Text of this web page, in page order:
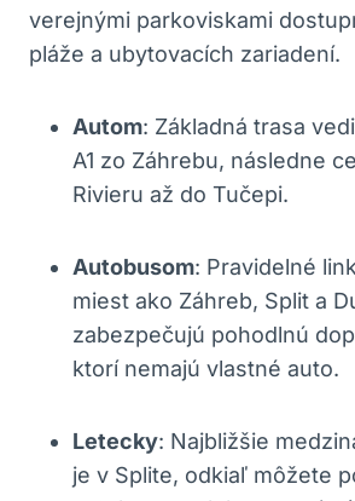
verejnými parkoviskami
pláže a ubytovacích zariadení.
Autom: Základná trasa
A1 zo Záhrebu, následne
Rivieru až do Tučepi.
Autobusom: Pravidelné
miest ako Záhreb, Split a
zabezpečujú pohodlnú
ktorí nemajú vlastné auto.
Letecky: Najbližšie
je v Splite, odkiaľ môžete